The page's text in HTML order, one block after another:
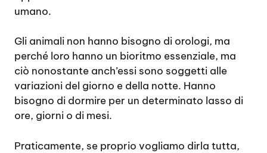
umano.
Gli animali non hanno bisogno di orologi, ma
perché loro hanno un bioritmo essenziale, ma
ciò nonostante anch’essi sono soggetti alle
variazioni del giorno e della notte. Hanno
bisogno di dormire per un determinato lasso di
ore, giorni o di mesi.
Praticamente, se proprio vogliamo dirla tutta,